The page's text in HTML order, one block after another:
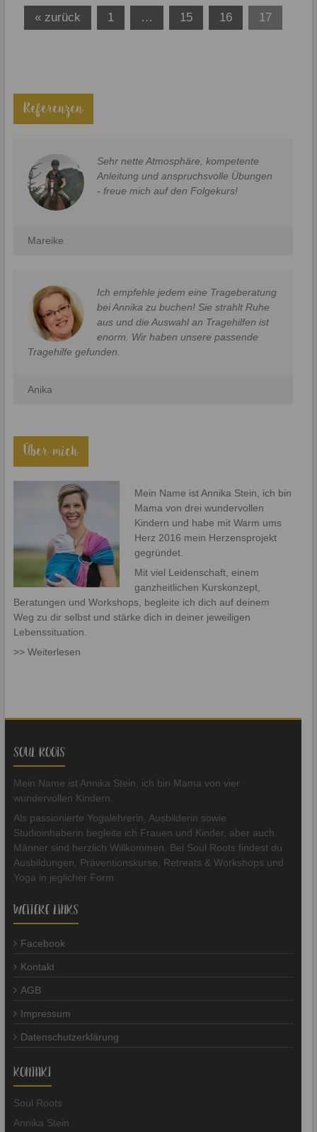
« zurück 1 … 15 16 17
Referenzen
Sehr nette Atmosphäre, kompetente
Anleitung und anspruchsvolle Übungen
- freue mich auf den Folgekurs!
Mareike
Ich empfehle jedem eine Trageberatung
bei Annika zu buchen! Sie strahlt Ruhe
aus und die Auswahl an Tragehilfen ist
enorm. Wir haben unsere passende
Tragehilfe gefunden.
Anika
Über mich
Mein Name ist Annika Stein, ich bin
Mama von drei wundervollen
Kindern und habe mit Warm ums
Herz 2016 mein Herzensprojekt
gegründet.
Mit viel Leidenschaft, einem
ganzheitlichen Kurskonzept,
Beratungen und Workshops, begleite ich dich auf deinem
Weg zu dir selbst und stärke dich in deiner jeweiligen
Lebenssituation.
>> Weiterlesen
SOUL ROOTS
Mein Name ist Annika Stein, ich bin Mama von vier
wundervollen Kindern.
Als passionierte Yogalehrerin, Ausbilderin sowie
Studioinhaberin begleite ich Frauen und Kinder, aber auch
Männer sind herzlich Willkommen. Bei Soul Roots findest du
Ausbildungen, Präventionskurse, Retreats & Workshops und
Yoga in jeglicher Form.
WEITERE LINKS
Facebook
Kontakt
AGB
Impressum
Datenschutzerklärung
KONTAKT
Soul Roots
Annika Stein